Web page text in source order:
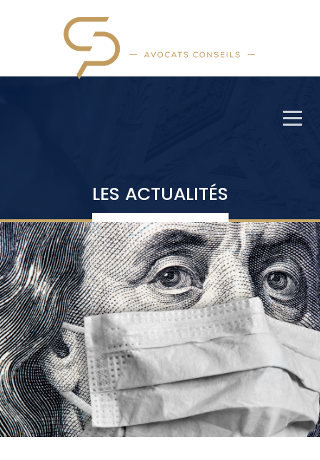
LES ACTUALITÉS